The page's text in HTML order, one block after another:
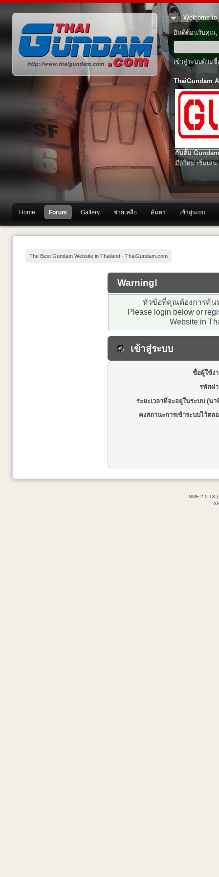
Welcome to
ยินดีต้อนรับคุณ,
เข้าสู่ระบบด้วย
ThaiGundam
กันดั้ม
มือใหม่ เริ่มเล่น
Home Forum Gallery ช่วยเหลือ ค้นหา เข้าสู่ระบบ
The Best Gundam Website in Thailand - ThaiGundam.com
Warning!
หัวข้อที่คุณต้องการค้น
Please login below or
Website in
เข้าสู่ระบบ
ชื่อผู้ใช้ง
รหัสผ่
ระยะเวลาที่จะอยู่ในระบบ (นา
คงสถานะการเข้าระบบไว้ตล
SMF 2.0.13 |